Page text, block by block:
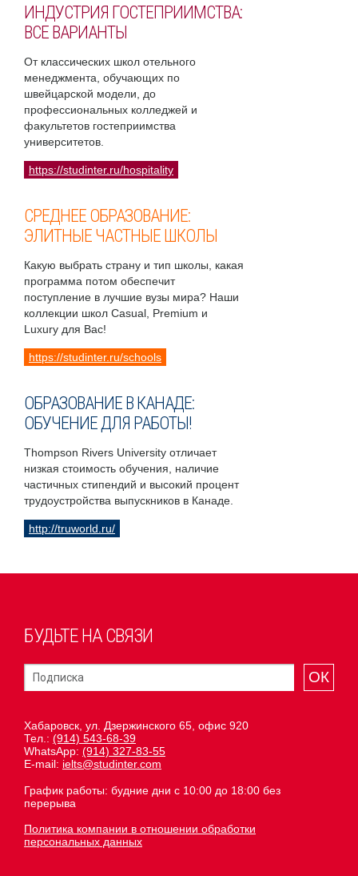
ИНДУСТРИЯ ГОСТЕПРИИМСТВА:
ВСЕ ВАРИАНТЫ
От классических школ отельного
менеджмента, обучающих по
швейцарской модели, до
профессиональных колледжей и
факультетов гостеприимства
университетов.
https://studinter.ru/hospitality
СРЕДНЕЕ ОБРАЗОВАНИЕ:
ЭЛИТНЫЕ ЧАСТНЫЕ ШКОЛЫ
Какую выбрать страну и тип школы, какая
программа потом обеспечит
поступление в лучшие вузы мира? Наши
коллекции школ Casual, Premium и
Luxury для Вас!
https://studinter.ru/schools
ОБРАЗОВАНИЕ В КАНАДЕ:
ОБУЧЕНИЕ ДЛЯ РАБОТЫ!
Thompson Rivers University отличает
низкая стоимость обучения, наличие
частичных стипендий и высокий процент
трудоустройства выпускников в Канаде.
http://truworld.ru/
БУДЬТЕ НА СВЯЗИ
ОК
Хабаровск, ул. Дзержинского 65, офис 920
Тел.: (914) 543-68-39
WhatsApp: (914) 327-83-55
E-mail: ielts@studinter.com
График работы: будние дни с 10:00 до 18:00 без
перерыва
Политика компании в отношении обработки
персональных данных